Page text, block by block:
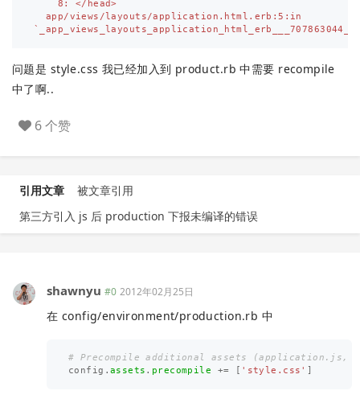
    8: </head>
  app/views/layouts/application.html.erb:5:in
问题是 style.css 我已经加入到 product.rb 中需要 recompile
中了啊..
6 个赞
引用文章
被文章引用
第三方引入 js 后 production 下报未编译的错误
shawnyu #0 2012年02月25日
在 config/environment/production.rb 中
# Precompile additional assets (application.js,
config . assets . precompile += [ 'style.css' ]